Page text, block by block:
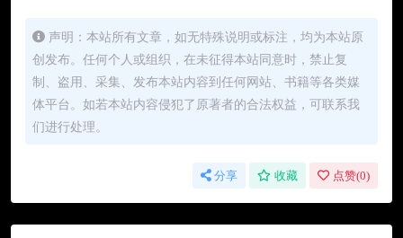
声明：本站所有文章，如无特殊说明或标注，均为本站原
创发布。任何个人或组织，在未征得本站同意时，禁止复
制、盗用、采集、发布本站内容到任何网站、书籍等各类媒
体平台。如若本站内容侵犯了原著者的合法权益，可联系我
们进行处理。
分享 收藏 点赞(0)